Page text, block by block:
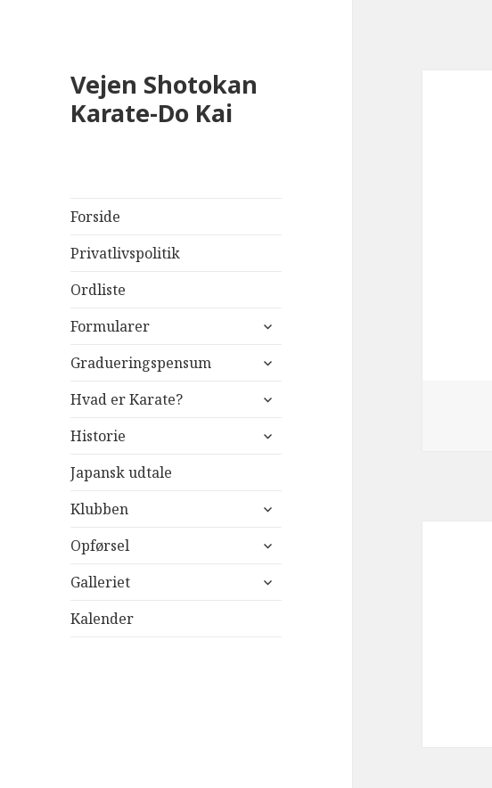
Vejen Shotokan
Karate-Do Kai
Forside
Privatlivspolitik
Ordliste
Formularer
udvid
Gradueringspensum
udvid
Hvad er Karate?
udvid
Historie
udvid
Japansk udtale
Klubben
udvid
Opførsel
udvid
Galleriet
udvid
Kalender